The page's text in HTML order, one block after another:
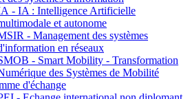
- IA : Intelligence Artificielle
et autonome
- Management des systèmes
en réseaux
- Smart Mobility - Transformation
des Systèmes de Mobilité
d'échange